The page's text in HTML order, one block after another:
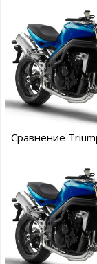
Сравнение